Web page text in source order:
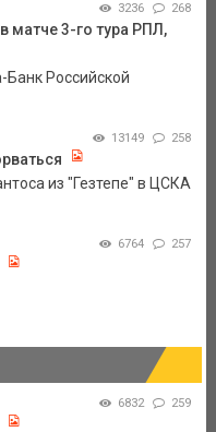
3236 268
матче 3-го тура РПЛ,
Российской
13149 258
из "Гезтепе" в ЦСКА
6764 257
6832 259